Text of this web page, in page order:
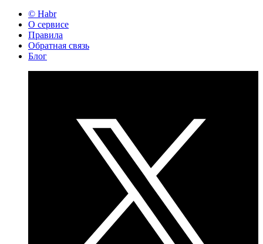
© Habr
О сервисе
Правила
Обратная связь
Блог